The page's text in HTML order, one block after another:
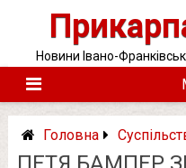
Новини Івано-
Головна